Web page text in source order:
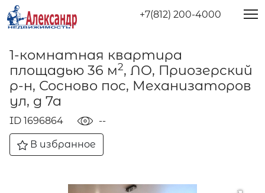
+7(812) 200-4000
1-комнатная квартира
площадью 36 м2, ЛО, Приозерский
р-н, Сосново пос, Механизаторов
ул, д 7а
ID 1696864 --
В избранное